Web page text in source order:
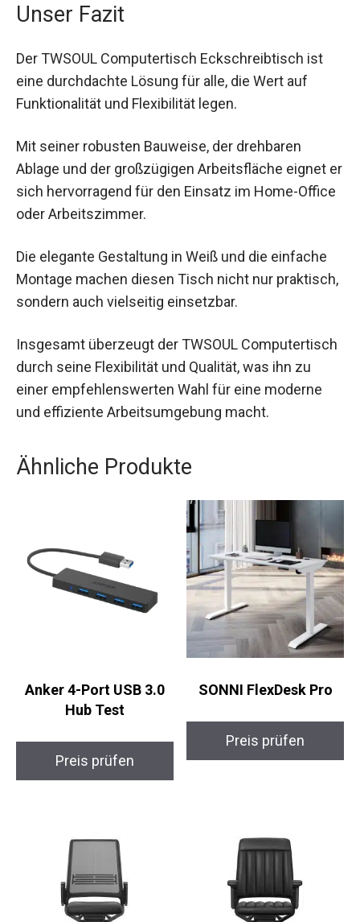
Unser Fazit
Der TWSOUL Computertisch Eckschreibtisch ist
eine durchdachte Lösung für alle, die Wert auf
Funktionalität und Flexibilität legen.
Mit seiner robusten Bauweise, der drehbaren
Ablage und der großzügigen Arbeitsfläche eignet er
sich hervorragend für den Einsatz im Home-Office
oder Arbeitszimmer.
Die elegante Gestaltung in Weiß und die einfache
Montage machen diesen Tisch nicht nur praktisch,
sondern auch vielseitig einsetzbar.
Insgesamt überzeugt der TWSOUL Computertisch
durch seine Flexibilität und Qualität, was ihn zu
einer empfehlenswerten Wahl für eine moderne
und effiziente Arbeitsumgebung macht.
Ähnliche Produkte
Anker 4-Port USB 3.0
Hub Test
Preis prüfen
SONNI FlexDesk Pro
Preis prüfen